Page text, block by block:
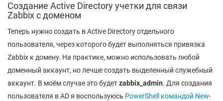
Создание Active Directory учетки для связи
Zabbix с доменом
Теперь нужно создать в Active Directory отдельного
пользователя, через которого будет выполняться привязка
Zabbix к домену. На практике, можно использовать любой
доменный аккаунт, но лечше создать выделенный служебный
аккаунт. В моём случае это будетzabbix_admin. Для создания
пользователя в AD я воспользуюсь PowerShell командой New-